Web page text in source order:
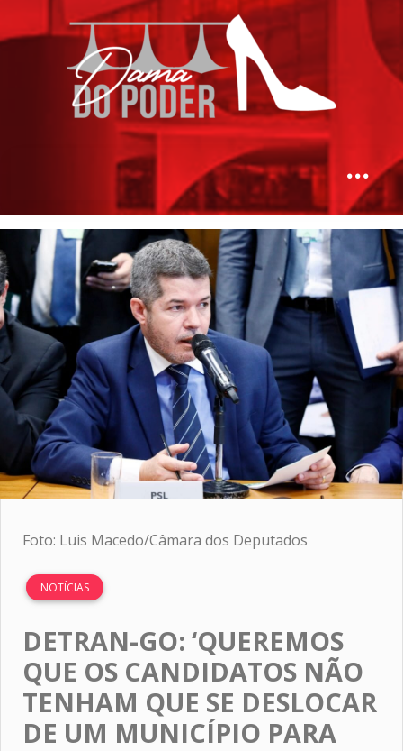
Foto: Luis Macedo/Câmara dos Deputados
NOTÍCIAS
DETRAN-GO: ‘QUEREMOS
QUE OS CANDIDATOS NÃO
TENHAM QUE SE DESLOCAR
DE UM MUNICÍPIO PARA